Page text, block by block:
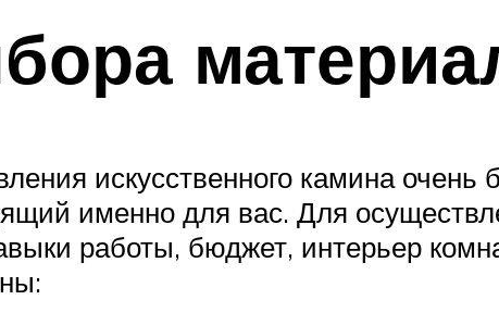
искусственного камина
именно для вас. Для
работы, бюджет, интерьер